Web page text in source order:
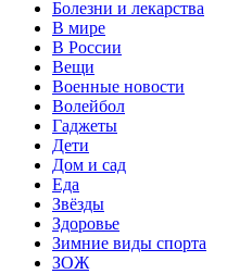
Болезни и лекарства
В мире
В России
Вещи
Военные новости
Волейбол
Гаджеты
Дети
Дом и сад
Еда
Звёзды
Здоровье
Зимние виды спорта
ЗОЖ